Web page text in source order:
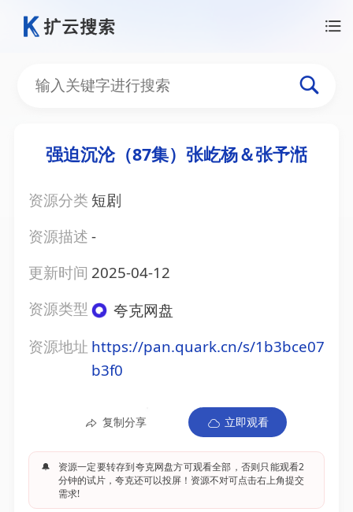
强迫沉沦（87集）张屹杨＆张予湉
资源分类 短剧
资源描述-
更新时间 2025-04-12
资源类型
夸克网盘
资源地址 https://pan.quark.cn/s/1b3bce07
b3f0
复制分享 立即观看
🔔
资源一定要转存到夸克网盘方可观看全部，否则只能观看2
分钟的试片，夸克还可以投屏！资源不对可点击右上角提交
需求!